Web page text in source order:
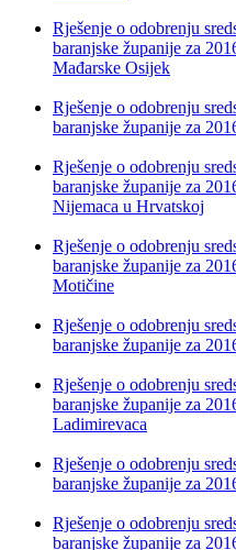
Rješenje o odobrenju
baranjske županije za
Mađarske Osijek
Rješenje o odobrenju
baranjske županije za
Rješenje o odobrenju
baranjske županije za
Nijemaca u Hrvatskoj
Rješenje o odobrenju
baranjske županije za
Motičine
Rješenje o odobrenju
baranjske županije za
Rješenje o odobrenju
baranjske županije za
Ladimirevaca
Rješenje o odobrenju
baranjske županije za
Rješenje o odobrenju
baranjske županije za